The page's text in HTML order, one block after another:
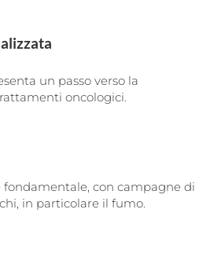
un passo verso la
oncologici.
con campagne di
in particolare il fumo.